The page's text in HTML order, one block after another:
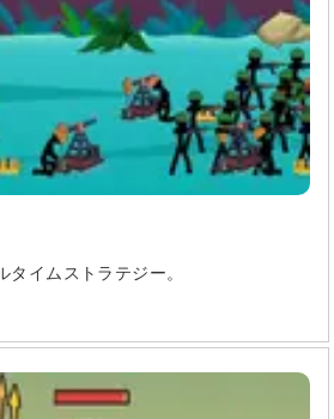
イムストラテジー。